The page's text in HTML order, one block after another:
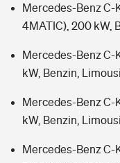
Mercedes-Benz C-
4MATIC), 200 kW,
Mercedes-Benz C-
kW, Benzin,
Mercedes-Benz C-
kW, Benzin,
Mercedes-Benz C-